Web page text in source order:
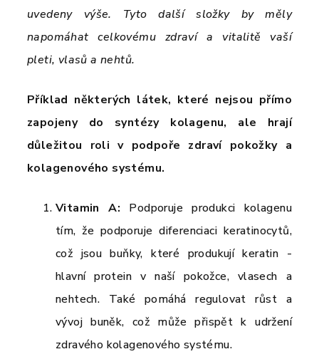
uvedeny výše. Tyto další složky by měly
napomáhat celkovému zdraví a vitalitě vaší
pleti, vlasů a nehtů.
Příklad některých látek, které nejsou přímo
zapojeny do syntézy kolagenu, ale hrají
důležitou roli v podpoře zdraví pokožky a
kolagenového systému.
Vitamin A: Podporuje produkci kolagenu
tím, že podporuje diferenciaci keratinocytů,
což jsou buňky, které produkují keratin -
hlavní protein v naší pokožce, vlasech a
nehtech. Také pomáhá regulovat růst a
vývoj buněk, což může přispět k udržení
zdravého kolagenového systému.